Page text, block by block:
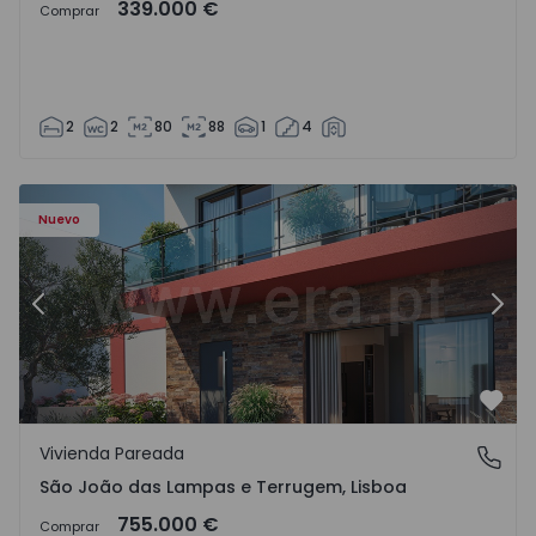
Comprar 339.000 €
2 2 80 88 1 4
Nuevo
Anterior
São João das Lampas e Terrugem, Lisboa
Vivienda Pareada
São João das Lampas e Terrugem, Lisboa
Comprar 755.000 €